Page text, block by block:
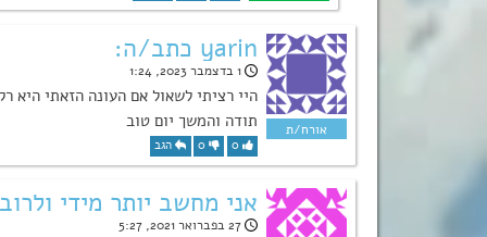
yarin כתב/ה:
1 בדצמבר 2023, 1:24
היי רציתי לשאול אם העונה הזאתי
תודה והמשך יום טוב
0
0 הגב
אני מחשב יותר מידי
27 בפברואר 2021, 5:27